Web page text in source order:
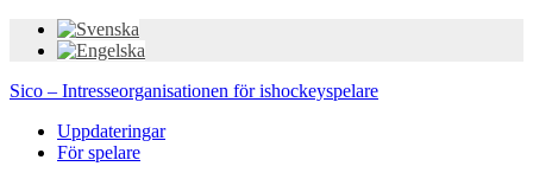
Sico – Intresseorganisationen för ishockeyspelare
Uppdateringar
För spelare